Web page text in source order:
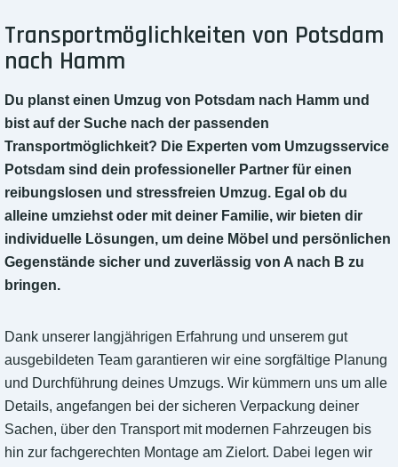
Transportmöglichkeiten von Potsdam
nach Hamm
Du planst einen Umzug von Potsdam nach Hamm und
bist auf der Suche nach der passenden
Transportmöglichkeit? Die Experten vom Umzugsservice
Potsdam sind dein professioneller Partner für einen
reibungslosen und stressfreien Umzug. Egal ob du
alleine umziehst oder mit deiner Familie, wir bieten dir
individuelle Lösungen, um deine Möbel und persönlichen
Gegenstände sicher und zuverlässig von A nach B zu
bringen.
Dank unserer langjährigen Erfahrung und unserem gut
ausgebildeten Team garantieren wir eine sorgfältige Planung
und Durchführung deines Umzugs. Wir kümmern uns um alle
Details, angefangen bei der sicheren Verpackung deiner
Sachen, über den Transport mit modernen Fahrzeugen bis
hin zur fachgerechten Montage am Zielort. Dabei legen wir